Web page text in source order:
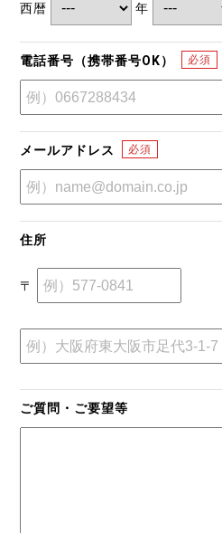
西暦 年
電話番号（携帯番号OK）
メールアドレス
住所
〒
ご質問・ご要望等